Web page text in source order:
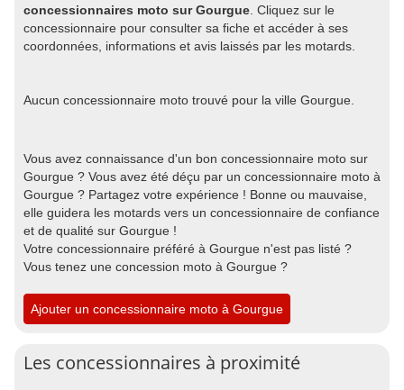
concessionnaires moto sur Gourgue . Cliquez sur le
concessionnaire pour consulter sa fiche et accéder à ses
coordonnées, informations et avis laissés par les motards.
Aucun concessionnaire moto trouvé pour la ville Gourgue.
Vous avez connaissance d'un bon concessionnaire moto sur
Gourgue ? Vous avez été déçu par un concessionnaire moto à
Gourgue ? Partagez votre expérience ! Bonne ou mauvaise,
elle guidera les motards vers un concessionnaire de confiance
et de qualité sur Gourgue !
Votre concessionnaire préféré à Gourgue n'est pas listé ?
Vous tenez une concession moto à Gourgue ?
Ajouter un concessionnaire moto à Gourgue
Les concessionnaires à proximité